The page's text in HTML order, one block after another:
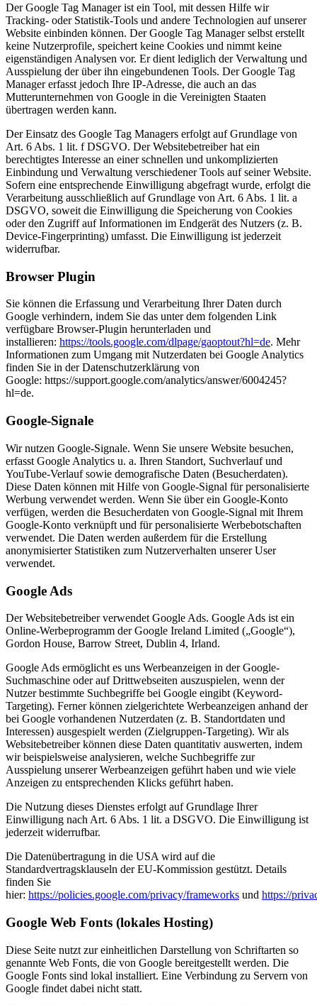
Der Google Tag Manager ist ein Tool, mit dessen Hilfe wir
Tracking- oder Statistik-Tools und andere Technologien auf unserer
Website einbinden können. Der Google Tag Manager selbst erstellt
keine Nutzerprofile, speichert keine Cookies und nimmt keine
eigenständigen Analysen vor. Er dient lediglich der Verwaltung und
Ausspielung der über ihn eingebundenen Tools. Der Google Tag
Manager erfasst jedoch Ihre IP-Adresse, die auch an das
Mutterunternehmen von Google in die Vereinigten Staaten
übertragen werden kann.
Der Einsatz des Google Tag Managers erfolgt auf Grundlage von
Art. 6 Abs. 1 lit. f DSGVO. Der Websitebetreiber hat ein
berechtigtes Interesse an einer schnellen und unkomplizierten
Einbindung und Verwaltung verschiedener Tools auf seiner Website.
Sofern eine entsprechende Einwilligung abgefragt wurde, erfolgt die
Verarbeitung ausschließlich auf Grundlage von Art. 6 Abs. 1 lit. a
DSGVO, soweit die Einwilligung die Speicherung von Cookies
oder den Zugriff auf Informationen im Endgerät des Nutzers (z. B.
Device-Fingerprinting) umfasst. Die Einwilligung ist jederzeit
widerrufbar.
Browser Plugin
Sie können die Erfassung und Verarbeitung Ihrer Daten durch
Google verhindern, indem Sie das unter dem folgenden Link
verfügbare Browser-Plugin herunterladen und
installieren: https://tools.google.com/dlpage/gaoptout?hl=de. Mehr
Informationen zum Umgang mit Nutzerdaten bei Google Analytics
finden Sie in der Datenschutzerklärung von
Google: https://support.google.com/analytics/answer/6004245?
hl=de.
Google-Signale
Wir nutzen Google-Signale. Wenn Sie unsere Website besuchen,
erfasst Google Analytics u. a. Ihren Standort, Suchverlauf und
YouTube-Verlauf sowie demografische Daten (Besucherdaten).
Diese Daten können mit Hilfe von Google-Signal für personalisierte
Werbung verwendet werden. Wenn Sie über ein Google-Konto
verfügen, werden die Besucherdaten von Google-Signal mit Ihrem
Google-Konto verknüpft und für personalisierte Werbebotschaften
verwendet. Die Daten werden außerdem für die Erstellung
anonymisierter Statistiken zum Nutzerverhalten unserer User
verwendet.
Google Ads
Der Websitebetreiber verwendet Google Ads. Google Ads ist ein
Online-Werbeprogramm der Google Ireland Limited („Google“),
Gordon House, Barrow Street, Dublin 4, Irland.
Google Ads ermöglicht es uns Werbeanzeigen in der Google-
Suchmaschine oder auf Drittwebseiten auszuspielen, wenn der
Nutzer bestimmte Suchbegriffe bei Google eingibt (Keyword-
Targeting). Ferner können zielgerichtete Werbeanzeigen anhand der
bei Google vorhandenen Nutzerdaten (z. B. Standortdaten und
Interessen) ausgespielt werden (Zielgruppen-Targeting). Wir als
Websitebetreiber können diese Daten quantitativ auswerten, indem
wir beispielsweise analysieren, welche Suchbegriffe zur
Ausspielung unserer Werbeanzeigen geführt haben und wie viele
Anzeigen zu entsprechenden Klicks geführt haben.
Die Nutzung dieses Dienstes erfolgt auf Grundlage Ihrer
Einwilligung nach Art. 6 Abs. 1 lit. a DSGVO. Die Einwilligung ist
jederzeit widerrufbar.
Die Datenübertragung in die USA wird auf die
Standardvertragsklauseln der EU-Kommission gestützt. Details
finden Sie
hier: https://policies.google.com/privacy/frameworks und https://
Google Web Fonts (lokales Hosting)
Diese Seite nutzt zur einheitlichen Darstellung von Schriftarten so
genannte Web Fonts, die von Google bereitgestellt werden. Die
Google Fonts sind lokal installiert. Eine Verbindung zu Servern von
Google findet dabei nicht statt.